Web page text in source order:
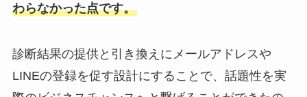
わらなかった点です。
診断結果の提供と引き換えにメールアドレスや
LINEの登録を促す設計にすることで、話題性を実